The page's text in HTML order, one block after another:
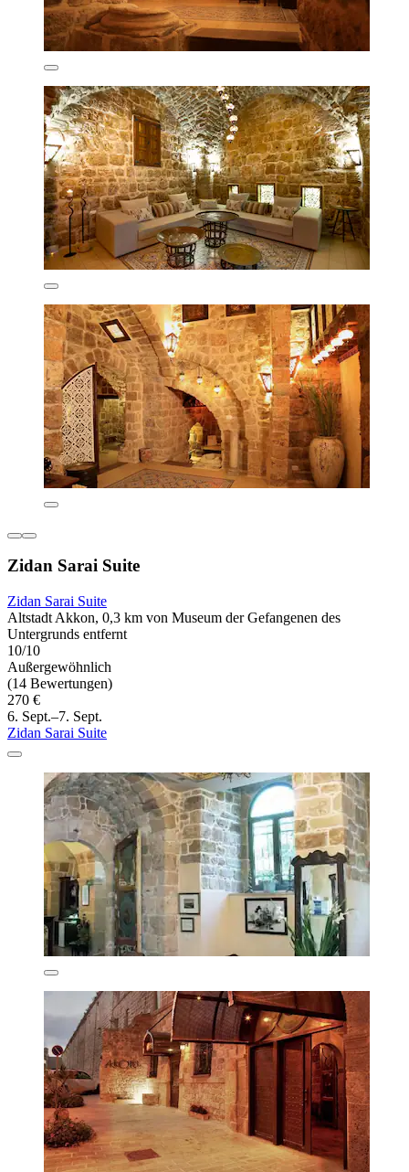
Zidan Sarai Suite
Zidan Sarai Suite
Altstadt Akkon, 0,3 km von Museum der Gefangenen des
Untergrunds entfernt
10/10
Außergewöhnlich
(14 Bewertungen)
270 €
6. Sept.–7. Sept.
Zidan Sarai Suite